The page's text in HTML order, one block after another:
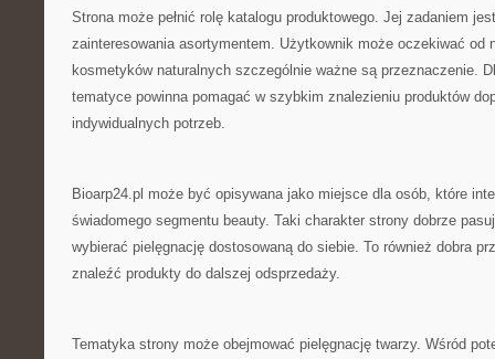
Strona może pełnić rolę katalogu produktowego. Jej zadaniem
zainteresowania asortymentem. Użytkownik może oczekiwać od
kosmetyków naturalnych szczególnie ważne są przeznaczenie.
tematyce powinna pomagać w szybkim znalezieniu produktów
indywidualnych potrzeb.
Bioarp24.pl może być opisywana jako miejsce dla osób, które
świadomego segmentu beauty. Taki charakter strony dobrze
wybierać pielęgnację dostosowaną do siebie. To również dobra
znaleźć produkty do dalszej odsprzedaży.
Tematyka strony może obejmować pielęgnację twarzy. Wśród